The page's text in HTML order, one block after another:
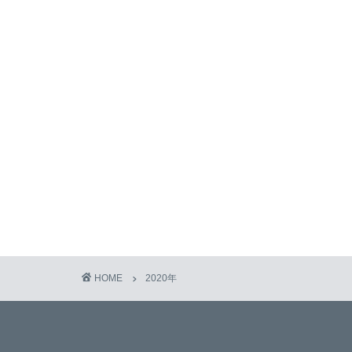
HOME 2020年